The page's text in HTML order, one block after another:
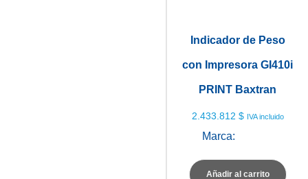
Indicador de Peso
con Impresora GI410i
PRINT Baxtran
2.433.812 $ IVA incluido
Marca:
Añadir al carrito